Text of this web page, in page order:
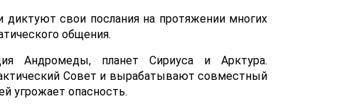
свои послания на протяжении многих
общения.
Андромеды, планет Сириуса и Арктура.
Совет и вырабатывают совместный
угрожает опасность.